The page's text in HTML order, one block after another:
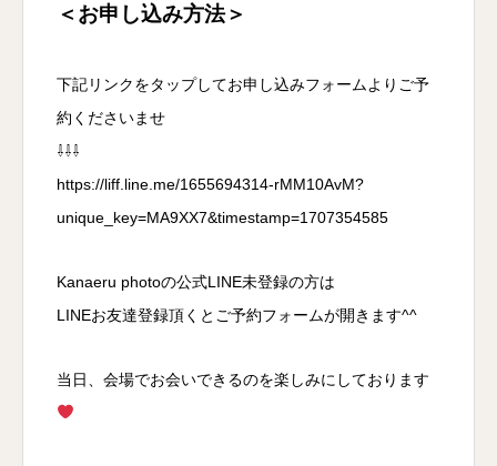
＜お申し込み方法＞
下記リンクをタップしてお申し込みフォームよりご予
約くださいませ
⇩⇩⇩
https://liff.line.me/1655694314-rMM10AvM?
unique_key=MA9XX7&timestamp=1707354585
Kanaeru photoの公式LINE未登録の方は
LINEお友達登録頂くとご予約フォームが開きます^^
当日、会場でお会いできるのを楽しみにしております